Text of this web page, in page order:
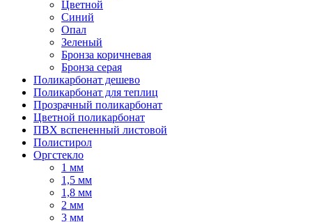
Цветной
Синий
Опал
Зеленый
Бронза коричневая
Бронза серая
Поликарбонат дешево
Поликарбонат для теплиц
Прозрачный поликарбонат
Цветной поликарбонат
ПВХ вспененный листовой
Полистирол
Оргстекло
1 мм
1,5 мм
1,8 мм
2 мм
3 мм